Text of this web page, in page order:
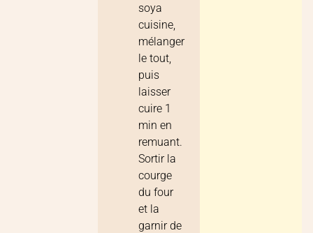
soya
cuisine,
mélanger
le tout,
puis
laisser
cuire 1
min en
remuant.
Sortir la
courge
du four
et la
garnir de